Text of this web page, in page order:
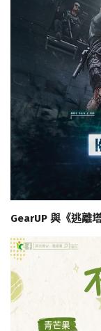
GearUP 與《逃離